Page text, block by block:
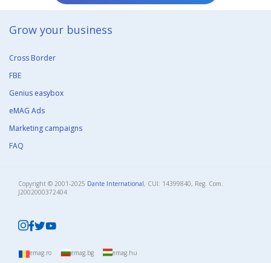
Grow your business​
Cross Border
FBE
Genius easybox
eMAG Ads
Marketing campaigns
FAQ
Copyright © 2001-2025 Dante International, CUI: 14399840, Reg. Com.
J2002000372404​
emag.ro emag.bg emag.hu